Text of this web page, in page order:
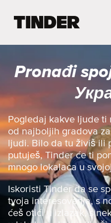
r
o
e
t
n
a
s
t
r
a
n
c
Pronađi
Pogledaj kakve ljude ti
od najboljih gradova
ljudi. Bilo da tu živiš ili
putuješ, Tinder će ti
mnogo lokalaca u
Iskoristi Tinder da se
tvoja interesovanja, s
ćeš otići u izlazak, s